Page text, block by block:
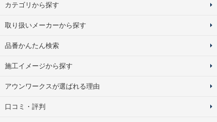
カテゴリから探す
取り扱いメーカーから探す
品番かんたん検索
施工イメージから探す
アウンワークスが選ばれる理由
口コミ・評判